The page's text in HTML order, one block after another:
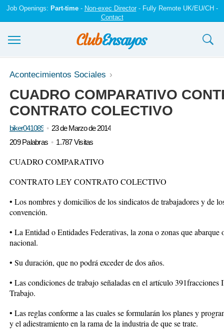
Job Openings: Part-time- Non-exec Director- Fully Remote UK/EU/CH -
Contact
Ensayos y trabajos
Registrarse
Iniciar sesión
Acontecimientos Sociales
CUADRO COMPARATIVO
CONTRATO COLECTIVO
biker041089
23 de Marzo de 2014
209 Palabras
1.787 Visitas
CUADRO COMPARATIVO
CONTRATO LEY CONTRATO COLECTIVO
• Los nombres y domicilios de los sindicatos de trabajadores y de
convención.
• La Entidad o Entidades Federativas, la zona o zonas que
nacional.
• Su duración, que no podrá exceder de dos años.
• Las condiciones de trabajo señaladas en el artículo
Trabajo.
• Las reglas conforme a las cuales se formularán los planes y
y el adiestramiento en la rama de la industria de que se trate.